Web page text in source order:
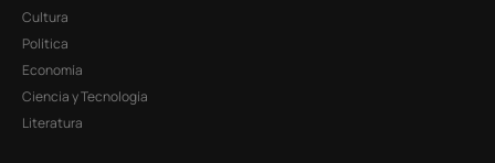
Cultura
Política
Economía
Ciencia y Tecnología
Literatura